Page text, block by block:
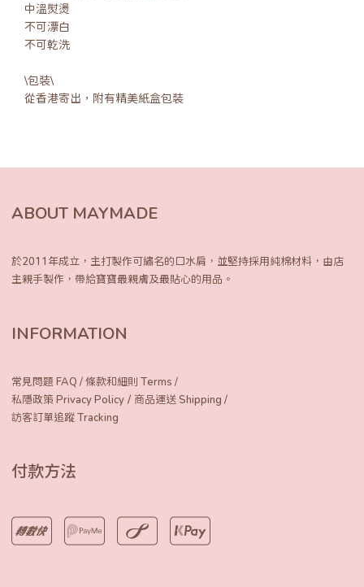
中溫熨燙
不可漂白
不可乾洗
\包裝\
從香港寄出，附有精美紙盒包裝
ABOUT MAYMADE
於2011年成立，主打製作可繡名的口水肩， 並堅持採用純棉材料，由店
主親手製作， 帶給寶寶最親膚及最貼心的用品。
INFORMATION
常見問題 FAQ /條款和細則 Terms /
私隱政策 Privacy Policy / 商品運送 Shipping /
訪客訂單追蹤 Tracking
付款方法